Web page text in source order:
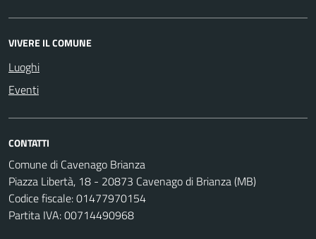
VIVERE IL COMUNE
Luoghi
Eventi
CONTATTI
Comune di Cavenago Brianza
Piazza Libertà, 18 - 20873 Cavenago di Brianza (MB)
Codice fiscale: 01477970154
Partita IVA: 00714490968